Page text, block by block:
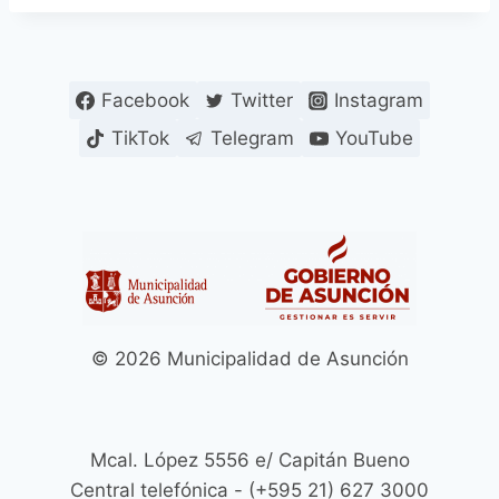
Facebook Twitter
Instagram
TikTok
Telegram YouTube
© 2026 Municipalidad de Asunción
Mcal. López 5556 e/ Capitán Bueno
Central telefónica - (+595 21) 627 3000